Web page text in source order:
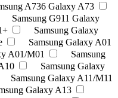
A736 Galaxy A73
Samsung G911 Galaxy
Samsung Galaxy
Samsung Galaxy A01
A01/M01
Samsung
Samsung Galaxy
Samsung Galaxy A11/M11
Galaxy A13